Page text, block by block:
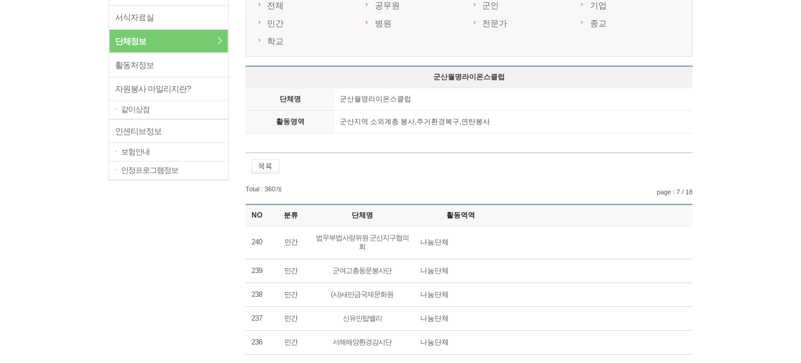
서식자료실
단체정보
활동처정보
자원봉사 마일리지란?
ㆍ 같이상점
인센티브정보
ㆍ 보험안내
ㆍ 인정프로그램정보
전체 공무원 군인
기업
민간
병원 전문가
종교
학교
군산월명라이온스클럽
단체명 군산월명라이온스클럽
활동영역 군산지역 소외계층 봉사,주거환경복구,연탄봉사
Total : 360개 page : 7 / 18
NO 분류 단체명 활동역역
240 민간
법무부법사랑위원 군산지구협의
회
나눔단체
239 민간 군여고총동문봉사단 나눔단체
238 민간 (사)새만금국제문화원 나눔단체
237 민간 신유민탑밸리 나눔단체
236 민간 서해해양환경감시단 나눔단체